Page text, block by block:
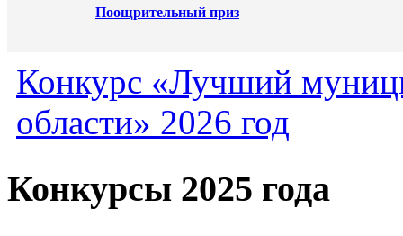
Поощрительный приз
Конкурс «Лучший
области» 2026 год
Конкурсы 2025 года